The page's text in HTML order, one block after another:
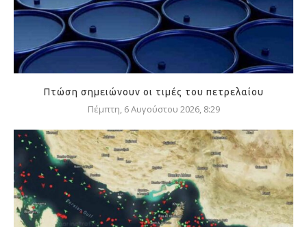
Πτώση σημειώνουν οι τιμές του πετρελαίου
Πέμπτη, 6 Αυγούστου 2026, 8:29